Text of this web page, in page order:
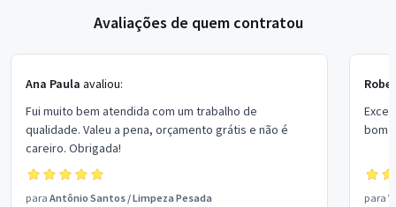
Avaliações de quem contratou
Ana Paula avaliou:
Fui muito bem atendida com um trabalho de
qualidade. Valeu a pena, orçamento grátis e não é
careiro. Obrigada!
para Antônio Santos /Limpeza Pesada
bom
para